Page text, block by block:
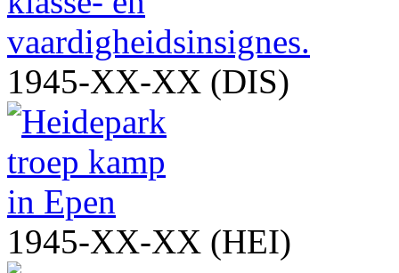
1945-XX-XX (DIS)
1945-XX-XX (HEI)